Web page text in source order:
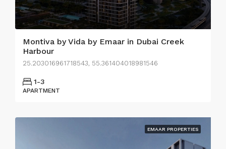
Montiva by Vida by Emaar in Dubai Creek
Harbour
25.203016961718543, 55.361404018981546
1-3
APARTMENT
EMAAR PROPERTIES